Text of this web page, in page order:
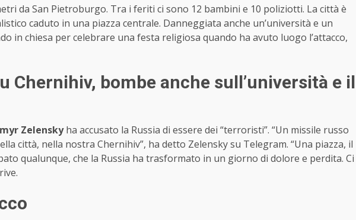
da San Pietroburgo. Tra i feriti ci sono 12 bambini e 10 poliziotti. La città è
caduto in una piazza centrale. Danneggiata anche un’università e un
in chiesa per celebrare una festa religiosa quando ha avuto luogo l’attacco,
Chernihiv, bombe anche sull’università e il
Zelenskyha accusato la Russia di essere dei “terroristi”. “Un missile russo
città, nella nostra Chernihiv”, ha detto Zelensky su Telegram. “Una piazza, il
qualunque, che la Russia ha trasformato in un giorno di dolore e perdita. Ci